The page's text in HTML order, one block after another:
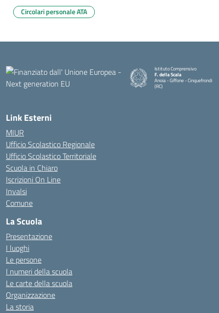
Circolari personale ATA
Istituto Comprensivo
F. della Scala
Anoia - Giffone - Cinquefrondi
(RC)
Link Esterni
MIUR
Ufficio Scolastico Regionale
Ufficio Scolastico Territoriale
Scuola in Chiaro
Iscrizioni On Line
Invalsi
Comune
La Scuola
Presentazione
I luoghi
Le persone
I numeri della scuola
Le carte della scuola
Organizzazione
La storia